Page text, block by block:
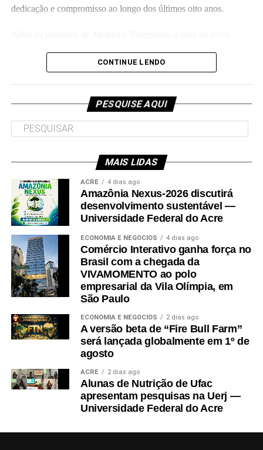
dedicação e compromisso ao longo dos últimos oito anos.
e deve ser entregue em breve.CONTINUE LENDO
PESQUISE AQUI
MAIS LIDAS
ACRE 4 dias ago
Amazônia Nexus-2026 discutirá
desenvolvimento sustentável —
Universidade Federal do Acre
ECONOMIA E NEGÓCIOS 4 dias ago
Comércio Interativo ganha força no
Brasil com a chegada da
VIVAMOMENTO ao polo
empresarial da Vila Olímpia, em
São Paulo
ECONOMIA E NEGÓCIOS 2 dias ago
A versão beta de “Fire Bull Farm”
será lançada globalmente em 1º de
agosto
ACRE 2 dias ago
Alunas de Nutrição de Ufac
apresentam pesquisas na Uerj —
Universidade Federal do Acre